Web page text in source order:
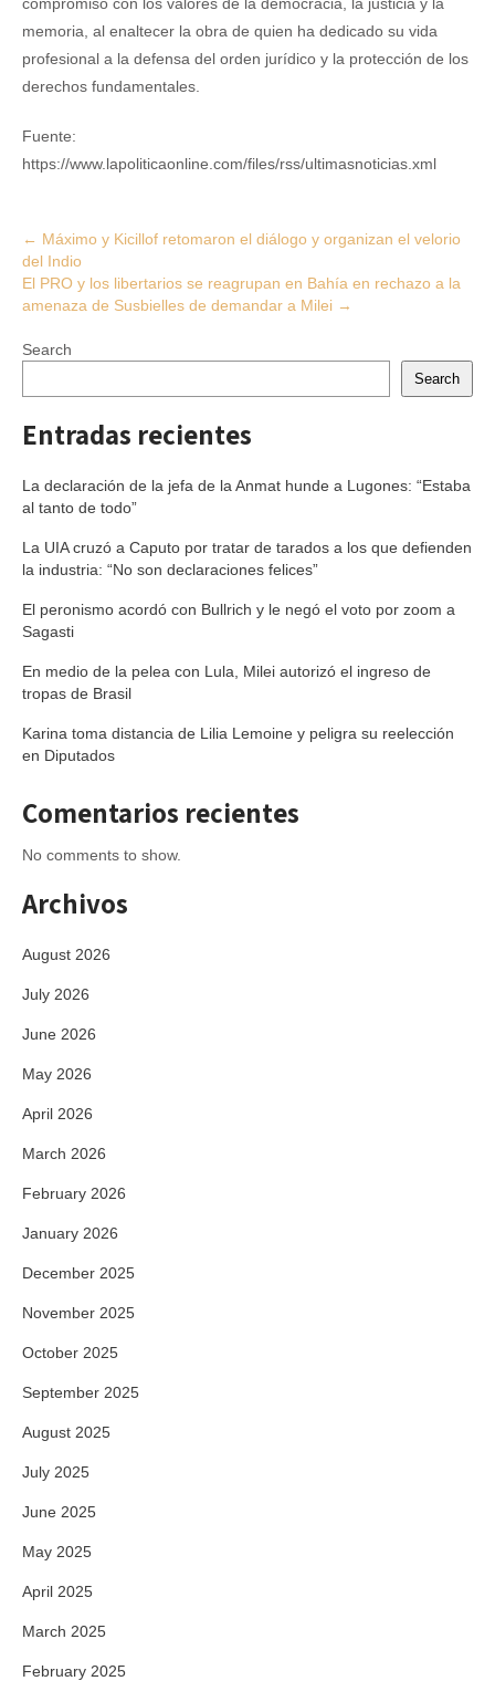
memoria, al enaltecer la obra de quien ha dedicado su vida
profesional a la defensa del orden jurídico y la protección de los
derechos fundamentales.
Fuente:
https://www.lapoliticaonline.com/files/rss/ultimasnoticias.xml
Post
navigation
← Máximo y Kicillof retomaron el diálogo y organizan el velorio
del Indio
El PRO y los libertarios se reagrupan en Bahía en rechazo a la
amenaza de Susbielles de demandar a Milei →
Search
Search
Entradas recientes
La declaración de la jefa de la Anmat hunde a Lugones: “Estaba
al tanto de todo”
La UIA cruzó a Caputo por tratar de tarados a los que defienden
la industria: “No son declaraciones felices”
El peronismo acordó con Bullrich y le negó el voto por zoom a
Sagasti
En medio de la pelea con Lula, Milei autorizó el ingreso de
tropas de Brasil
Karina toma distancia de Lilia Lemoine y peligra su reelección
en Diputados
Comentarios recientes
No comments to show.
Archivos
August 2026
July 2026
June 2026
May 2026
April 2026
March 2026
February 2026
January 2026
December 2025
November 2025
October 2025
September 2025
August 2025
July 2025
June 2025
May 2025
April 2025
March 2025
February 2025